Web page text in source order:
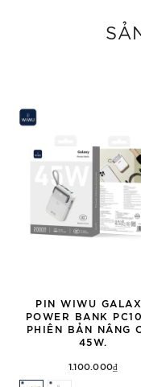
PIN WIWU
POWER BANK
PHIÊN BẢN NÂNG
45W.
1.100.000₫